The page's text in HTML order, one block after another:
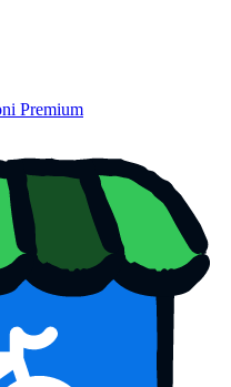
Premium